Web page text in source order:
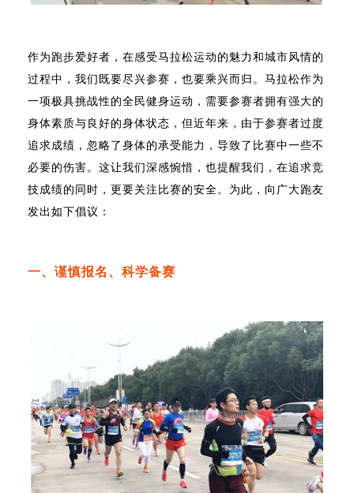
作为跑步爱好者，在感受马拉松运动的魅力和城市风情的
过程中，我们既要尽兴参赛，也要乘兴而归。马拉松作为
一项极具挑战性的全民健身运动，需要参赛者拥有强大的
身体素质与良好的身体状态，但近年来，由于参赛者过度
追求成绩，忽略了身体的承受能力，导致了比赛中一些不
必要的伤害。这让我们深感惋惜，也提醒我们，在追求竞
技成绩的同时，更要关注比赛的安全。为此，向广大跑友
发出如下倡议：
一、谨慎报名、科学备赛